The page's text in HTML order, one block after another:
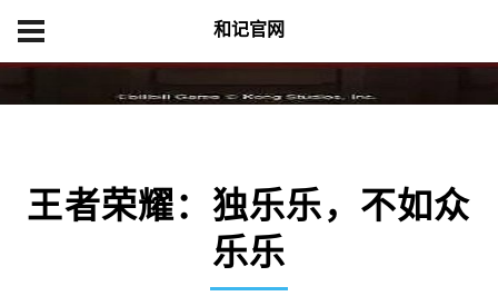
和记官网
首页
王者荣耀：独乐乐，不如众
乐乐